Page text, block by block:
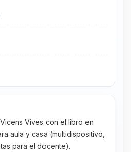
Vives con el libro en
aula y casa (multidispositivo,
para el docente).